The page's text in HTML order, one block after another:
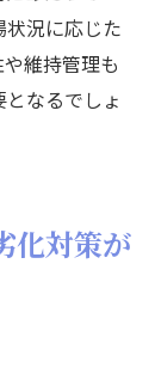
況に応じた
維持管理も
なるでしょ
化対策が